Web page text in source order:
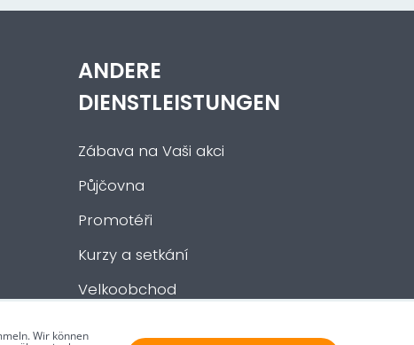
ANDERE
DIENSTLEISTUNGEN
Zábava na Vaši akci
Půjčovna
Promotéři
Kurzy a setkání
Velkoobchod
Wir können